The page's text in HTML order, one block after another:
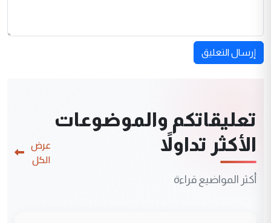
إرسال التعليق
تعليقاتكم والموضوعات
الأكثر تداولاً
أكثر المواضيع قراءة
عرض
الكل